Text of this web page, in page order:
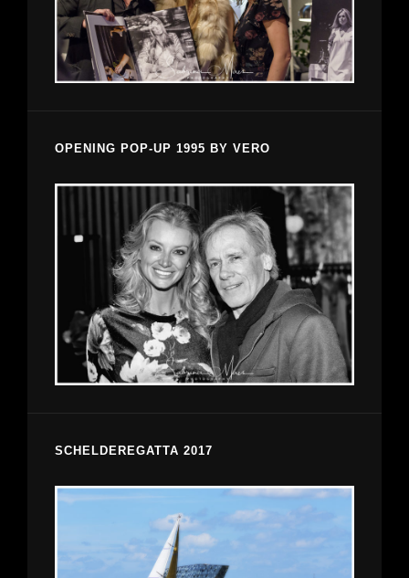
OPENING POP-UP 1995 BY VERO
SCHELDEREGATTA 2017